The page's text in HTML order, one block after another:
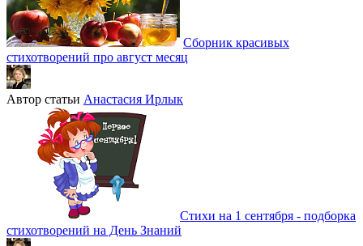
Сборник красивых
стихотворений про август месяц
Автор статьи Анастасия Ирлык
Стихи на 1 сентября - подборка
стихотворений на День Знаний